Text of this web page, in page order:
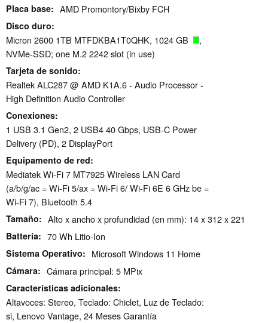
Placa base AMD Promontory/Bixby FCH
Disco duro
Micron 2600 1TB MTFDKBA1T0QHK, 1024 GB
,
NVMe-SSD; one M.2 2242 slot (in use)
Tarjeta de sonido
Realtek ALC287 @ AMD K1A.6 - Audio Processor -
High Definition Audio Controller
Conexiones
1 USB 3.1 Gen2, 2 USB4 40 Gbps, USB-C Power
Delivery (PD), 2 DisplayPort
Equipamento de red
Mediatek Wi-Fi 7 MT7925 Wireless LAN Card
(a/b/g/ac = Wi-Fi 5/ax = Wi-Fi 6/ Wi-Fi 6E 6 GHz be =
Wi-Fi 7), Bluetooth 5.4
Tamaño Alto x ancho x profundidad (en mm): 14 x 312 x 221
Battería 70 Wh Litio-Ion
Sistema Operativo Microsoft Windows 11 Home
Cámara Cámara principal: 5 MPix
Características adicionales
Altavoces: Stereo, Teclado: Chiclet, Luz de Teclado:
si, Lenovo Vantage, 24 Meses Garantía